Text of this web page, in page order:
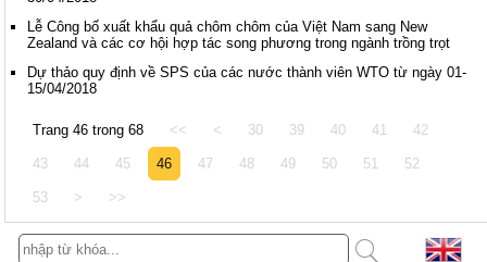
Lễ Công bố xuất khẩu quả chôm chôm của Việt Nam sang New
Zealand và các cơ hội hợp tác song phương trong ngành trồng trọt
Dự thảo quy định về SPS của các nước thành viên WTO từ ngày 01-
15/04/2018
Trang 46 trong 68 << < 30 39 40 41 42
43 44 45 46 47 48 49 50 51 52
53 > >>